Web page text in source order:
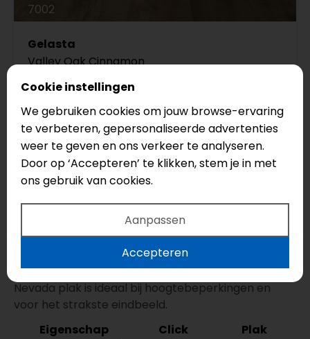
7002
Gelasta
Valley Oak Cinnamon
Serie: Nevada
Legmethode: Click
Vloertype: Strook
€45,95
€40,95
Nevada: welke legmethode past bij
Nevada click is handig bij renovatie en snelheid.
Nevada plak is ideaal bij hoogtebeperkingen en
voor het strakste eindbeeld.
Eigenschap
Click
Plak
Cookie instellingen
We gebruiken cookies om jouw browse-ervaring
te verbeteren, gepersonaliseerde advertenties
weer te geven en ons verkeer te analyseren.
Door op ‘Accepteren’ te klikken, stem je in met
ons gebruik van cookies.
Aanpassen
Accepteren